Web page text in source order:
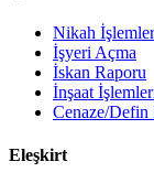
Nikah
İşyeri Açma
İskan Raporu
İnşaat
Cenaze/Defin
Eleşkirt